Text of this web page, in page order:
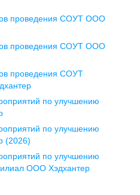
3,
проведения СОУТ ООО
проведения СОУТ ООО
проведения СОУТ
по улучшению
по улучшению
(2026)
по улучшению
ООО Хэдхантер